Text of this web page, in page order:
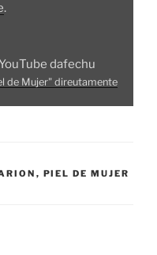
.
dafechu
de Mujer" direutamente
, PIEL DE MUJER